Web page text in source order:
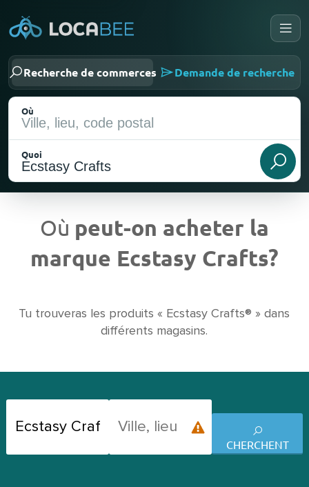
Recherche de commerces Demande de recherche
Où
Quoi
Emplacement actuel
Où peut-on acheter la
marque Ecstasy Crafts?
Tu trouveras les produits « Ecstasy Crafts® » dans
différents magasins.
CHERCHENT